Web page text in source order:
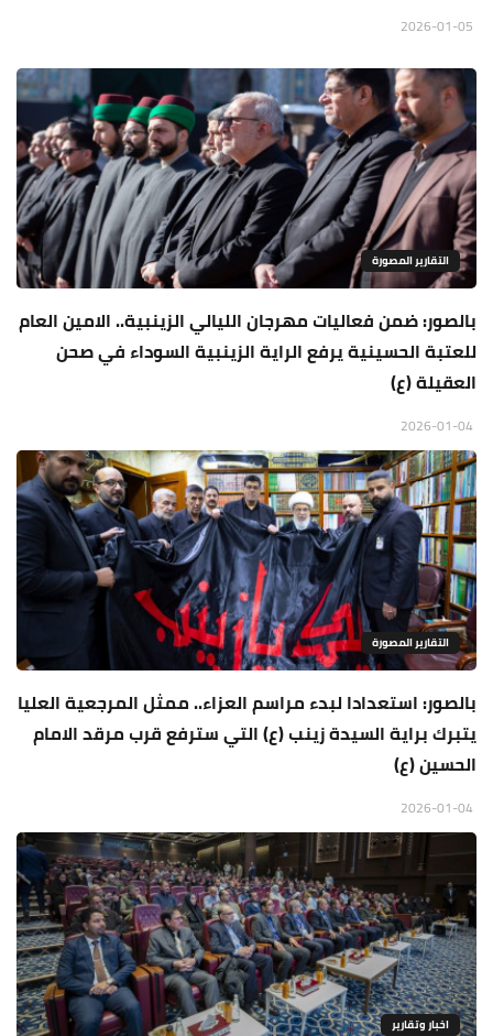
التقارير المصورة
بالصور: ضمن فعاليات مهرجان الليالي الزينبية.. الامين العام
للعتبة الحسينية يرفع الراية الزينبية السوداء في صحن
العقيلة (ع)
التقارير المصورة
بالصور: استعدادا لبدء مراسم العزاء.. ممثل المرجعية العليا
يتبرك براية السيدة زينب (ع) التي سترفع قرب مرقد الامام
الحسين (ع)
اخبار وتقارير